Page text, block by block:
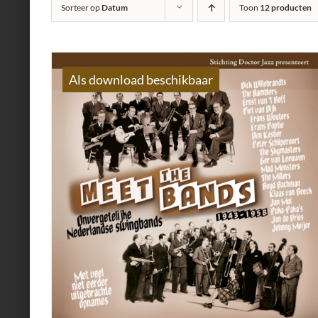
Sorteer opDatum Toon 12 producten
Als download beschikbaar